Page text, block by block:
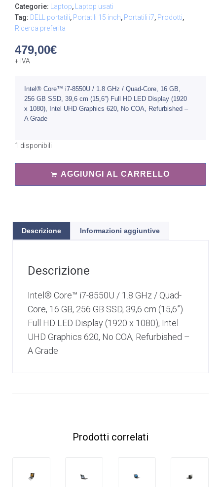
Categorie:
Laptop,
Laptop usati
Tag: DELL portatili, Portatili 15 inch, Portatili i7, Prodotti,
Ricerca preferita
479,00€
+ IVA
Intel® Core™ i7-8550U / 1.8 GHz / Quad-Core, 16 GB,
256 GB SSD, 39,6 cm (15,6”) Full HD LED Display (1920
x 1080), Intel UHD Graphics 620, No COA, Refurbished –
A Grade
1 disponibili
AGGIUNGI AL CARRELLO
Descrizione Informazioni aggiuntive
Descrizione
Intel® Core™ i7-8550U / 1.8 GHz / Quad-
Core, 16 GB, 256 GB SSD, 39,6 cm (15,6”)
Full HD LED Display (1920 x 1080), Intel
UHD Graphics 620, No COA, Refurbished –
A Grade
Prodotti correlati